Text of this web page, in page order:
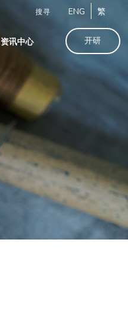
搜寻 ENG 繁
资讯中心 开研